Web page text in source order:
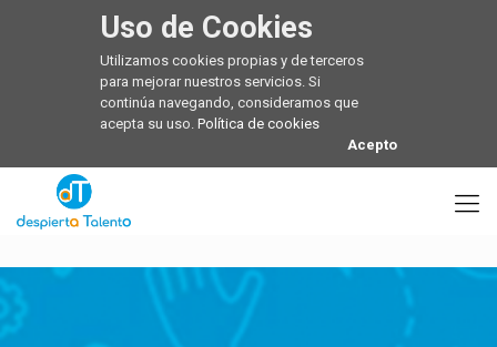
Uso de Cookies
Utilizamos cookies propias y de terceros
para mejorar nuestros servicios. Si
continúa navegando, consideramos que
acepta su uso. Política de cookies
Acepto